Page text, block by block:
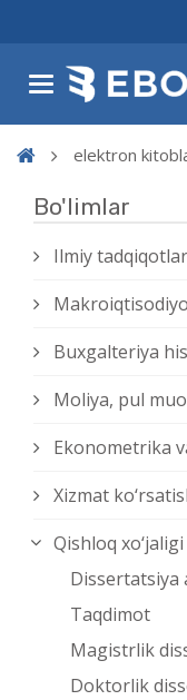
elektron
Bo'limlar
Ilmiy tadqiqotlar
Buxgalteriya
Moliya, pul
Ekonometrika
Xizmat
Qishloq
Taqdimot
Magistrlik
Doktorlik